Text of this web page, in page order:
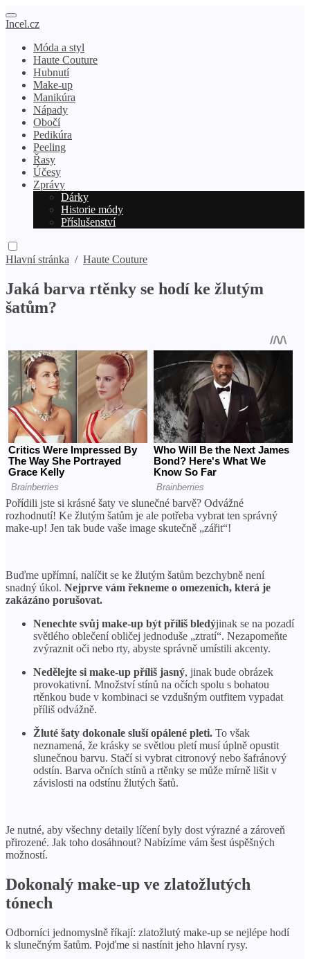
Incel.cz
Móda a styl
Haute Couture
Hubnutí
Make-up
Manikúra
Nápady
Obočí
Pedikúra
Peeling
Řasy
Účesy
Zprávy
Dárky
Historie módy
Příslušenství
Hlavní stránka / Haute Couture
Jaká barva rtěnky se hodí ke žlutým
šatům?
Pořídili jste si krásné šaty ve slunečné barvě? Odvážné
rozhodnutí! Ke žlutým šatům je ale potřeba vybrat ten správný
make-up! Jen tak bude vaše image skutečně „zářit“!
Buďme upřímní, nalíčit se ke žlutým šatům bezchybně není
snadný úkol. Nejprve vám řekneme o omezeních, která je
zakázáno porušovat.
Nenechte svůj make-up být příliš bledýjinak se na pozadí
světlého oblečení obličej jednoduše „ztratí“. Nezapomeňte
zvýraznit oči nebo rty, abyste správně umístili akcenty.
Nedělejte si make-up příliš jasný, jinak bude obrázek
provokativní. Množství stínů na očích spolu s bohatou
rtěnkou bude v kombinaci se vzdušným outfitem vypadat
příliš odvážně.
Žluté šaty dokonale sluší opálené pleti. To však
neznamená, že krásky se světlou pletí musí úplně opustit
slunečnou barvu. Stačí si vybrat citronový nebo šafránový
odstín. Barva očních stínů a rtěnky se může mírně lišit v
závislosti na odstínu žlutých šatů.
Je nutné, aby všechny detaily líčení byly dost výrazné a zároveň
přirozené. Jak toho dosáhnout? Nabízíme vám šest úspěšných
možností.
Dokonalý make-up ve zlatožlutých
tónech
Odborníci jednomyslně říkají: zlatožlutý make-up se nejlépe hodí
k slunečným šatům. Pojďme si nastínit jeho hlavní rysy.